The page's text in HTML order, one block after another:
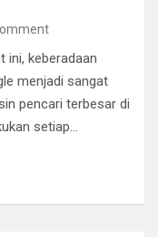
ini, keberadaan
menjadi sangat
pencari terbesar di
setiap…